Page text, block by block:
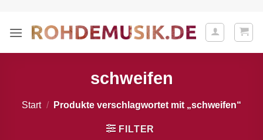
springen
schweifen
Start / Produkte verschlagwortet mit „schweifen“
FILTER